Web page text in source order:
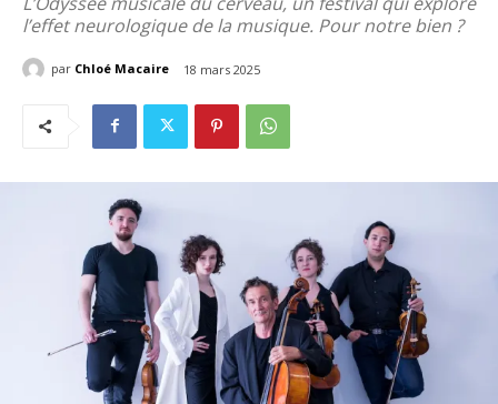
l’effet neurologique de la musique. Pour notre bien ?
par Chloé Macaire 18 mars 2025